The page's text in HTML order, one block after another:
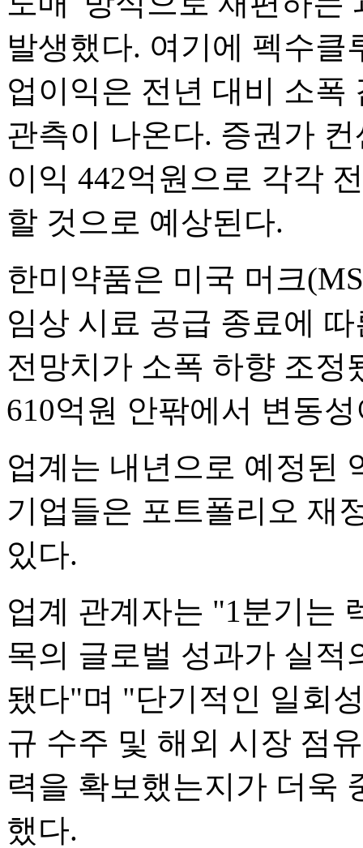
발생했다. 여기에 펙수클
업이익은 전년 대비 소폭
관측이 나온다. 증권가
이익 442억원으로 각각
할 것으로 예상된다.
한미약품은 미국 머크
임상 시료 공급 종료에
전망치가 소폭 하향 조정
610억원 안팎에서 변동
업계는 내년으로 예정된
기업들은 포트폴리오 재
있다.
업계 관계자는 "1분기는
목의 글로벌 성과가 실적
됐다"며 "단기적인 일회
규 수주 및 해외 시장 점
력을 확보했는지가 더욱
했다.